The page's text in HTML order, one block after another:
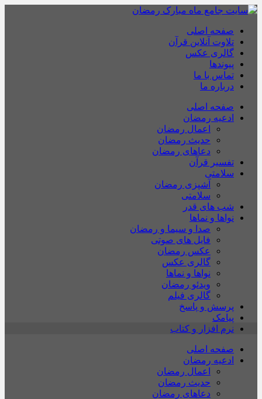
صفحه اصلی
تلاوت آنلاین قرآن
گالری عکس
پیوندها
تماس با ما
درباره ما
صفحه اصلی
ادعیه رمضان
اعمال رمضان
حدیث رمضان
دعاهای رمضان
تفسیر قرآن
سلامتی
آشپزی رمضان
سلامتی
شب های قدر
نواها و نماها
صدا و سیما و رمضان
فایل های صوتی
عکس رمضان
گالری عکس
نواها و نماها
ویدئو رمضان
گالری فیلم
پرسش و پاسخ
پیامک
نرم افزار و کتاب
صفحه اصلی
ادعیه رمضان
اعمال رمضان
حدیث رمضان
دعاهای رمضان